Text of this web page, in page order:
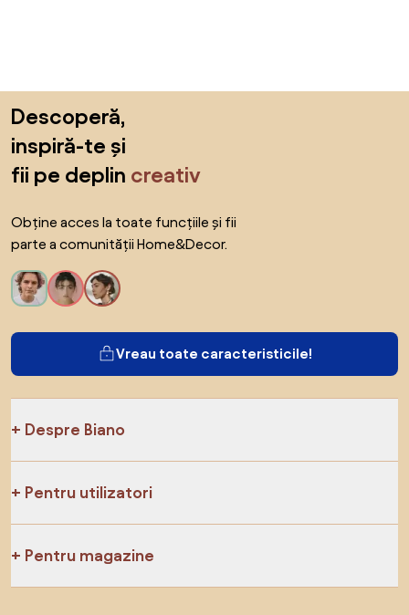
Descoperă,
inspiră-te și
fii pe deplin creativ
Obține acces la toate funcțiile și fii
parte a comunității Home&Decor.
Vreau toate caracteristicile!
Despre Biano
Pentru utilizatori
Pentru magazine